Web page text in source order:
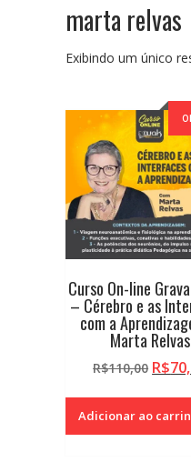
marta relvas
Exibindo um único
Curso On-line
– Cérebro e as
com a
Marta Relvas
R$110,00 O
era:
R$
Adicionar ao